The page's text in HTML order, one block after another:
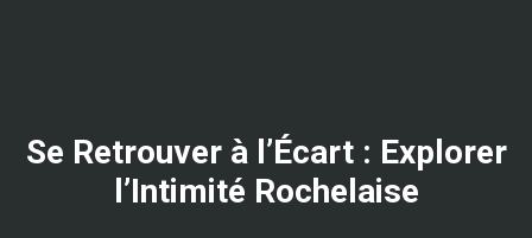
Se Retrouver à l’Écart : Explorer
l’Intimité Rochelaise